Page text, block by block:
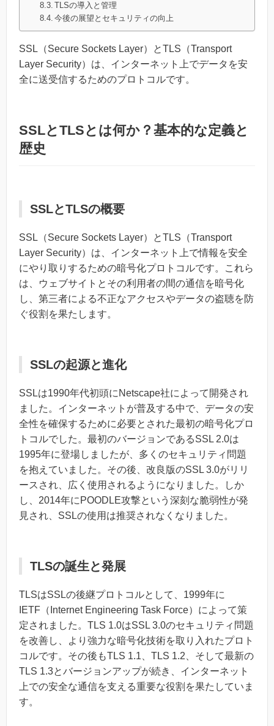
TLSの導入と管理
今後の展望とセキュリティの向上
SSL（Secure Sockets Layer）とTLS（Transport
Layer Security）は、インターネット上でデータを安
全に送受信するためのプロトコルです。
SSLとTLSとは何か？基本的な定義と
歴史
SSLとTLSの概要
SSL（Secure Sockets Layer）とTLS（Transport
Layer Security）は、インターネット上で情報を安全
にやり取りするための暗号化プロトコルです。これら
は、ウェブサイトとその利用者の間の通信を暗号化
し、第三者による不正なアクセスやデータの盗聴を防
ぐ役割を果たします。
SSLの起源と進化
SSLは1990年代初頭にNetscape社によって開発され
ました。インターネットが普及する中で、データの安
全性を確保するために必要とされた最初の暗号化プロ
トコルでした。最初のバージョンであるSSL 2.0は
1995年に登場しましたが、多くのセキュリティ問題
を抱えていました。その後、改良版のSSL 3.0がリリ
ースされ、広く使用されるようになりました。しか
し、2014年にPOODLE攻撃という深刻な脆弱性が発
見され、SSLの使用は推奨されなくなりました。
TLSの誕生と発展
TLSはSSLの後継プロトコルとして、1999年に
IETF（Internet Engineering Task Force）によって策
定されました。TLS 1.0はSSL 3.0のセキュリティ問題
を改善し、より強力な暗号化技術を取り入れたプロト
コルです。その後もTLS 1.1、TLS 1.2、そして最新の
TLS 1.3とバージョンアップが続き、インターネット
上での安全な通信を支える重要な役割を果たしていま
す。